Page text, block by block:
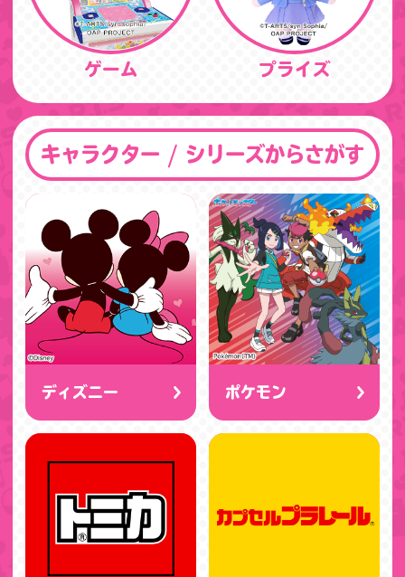
ゲーム プライズ
キャラクター / シリーズからさがす
ディズニー ポケモン